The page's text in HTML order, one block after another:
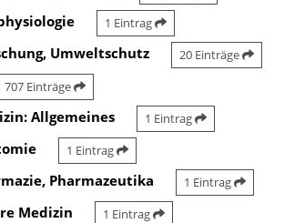
1 Eintrag
Umweltschutz 20 Einträge
707 Einträge
Allgemeines 1 Eintrag
1 Eintrag
Pharmazeutika 1 Eintrag
Medizin 1 Eintrag